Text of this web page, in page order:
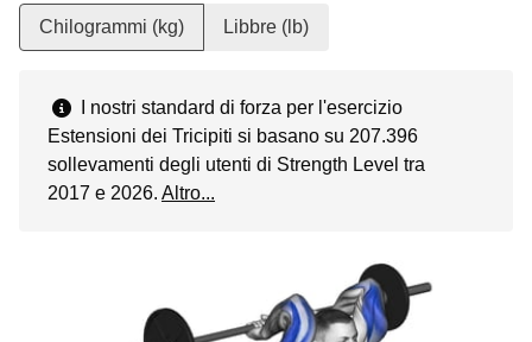
Chilogrammi (kg) Libbre (lb)
I nostri standard di forza per l'esercizio
Estensioni dei Tricipiti si basano su 207.396
sollevamenti degli utenti di Strength Level tra
2017 e 2026. Altro...